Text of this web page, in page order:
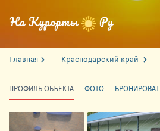
Главная Краснодарский край
ПРОФИЛЬ ОБЪЕКТА ФОТО